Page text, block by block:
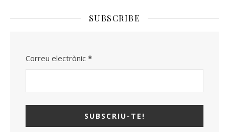
SUBSCRIBE
Correu electrònic *